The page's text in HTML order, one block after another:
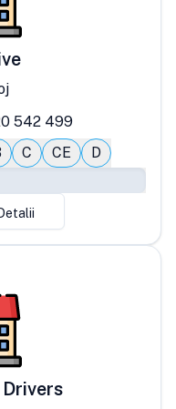
542 499
C CE D
Detalii